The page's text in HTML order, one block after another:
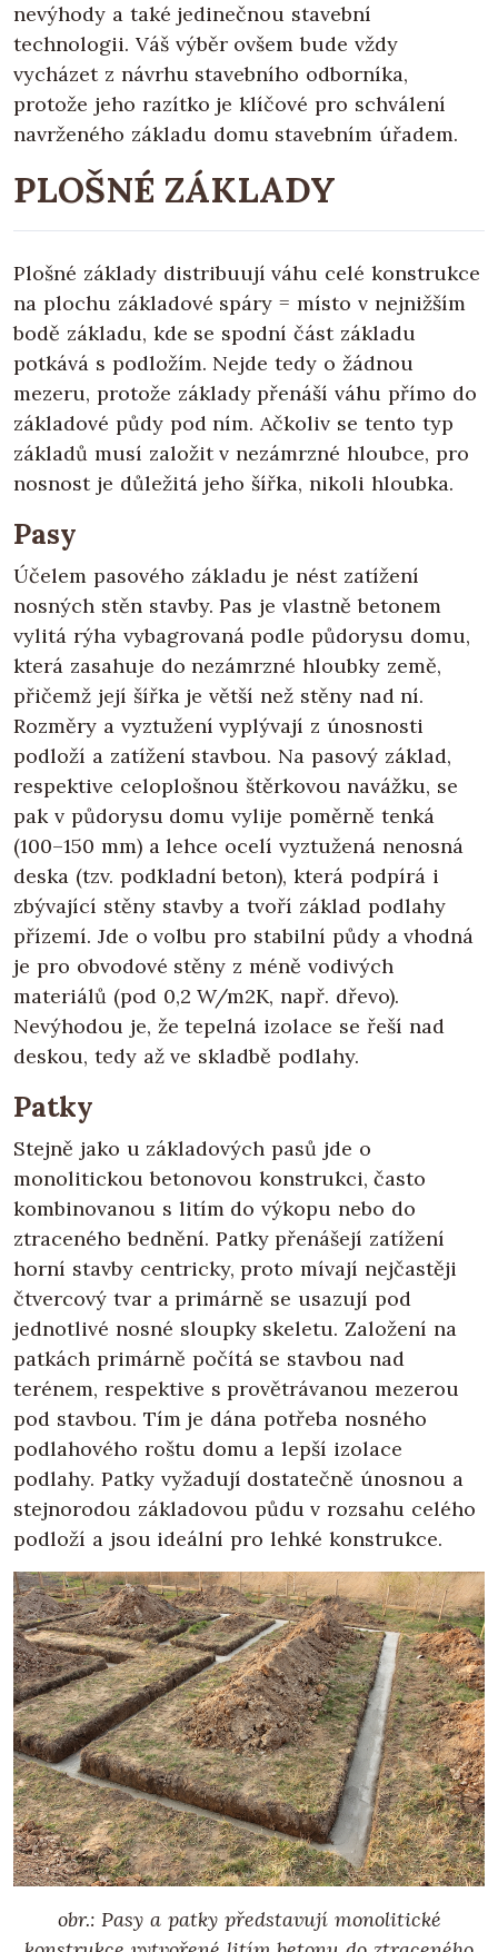
nevýhody a také jedinečnou stavební
technologii. Váš výběr ovšem bude vždy
vycházet z návrhu stavebního odborníka,
protože jeho razítko je klíčové pro schválení
navrženého základu domu stavebním úřadem.
PLOŠNÉ ZÁKLADY
Plošné základy distribuují váhu celé konstrukce
na plochu základové spáry = místo v nejnižším
bodě základu, kde se spodní část základu
potkává s podložím. Nejde tedy o žádnou
mezeru, protože základy přenáší váhu přímo do
základové půdy pod ním. Ačkoliv se tento typ
základů musí založit v nezámrzné hloubce, pro
nosnost je důležitá jeho šířka, nikoli hloubka.
Pasy
Účelem pasového základu je nést zatížení
nosných stěn stavby. Pas je vlastně betonem
vylitá rýha vybagrovaná podle půdorysu domu,
která zasahuje do nezámrzné hloubky země,
přičemž její šířka je větší než stěny nad ní.
Rozměry a vyztužení vyplývají z únosnosti
podloží a zatížení stavbou. Na pasový základ,
respektive celoplošnou štěrkovou navážku, se
pak v půdorysu domu vylije poměrně tenká
(100–150 mm) a lehce ocelí vyztužená nenosná
deska (tzv. podkladní beton), která podpírá i
zbývající stěny stavby a tvoří základ podlahy
přízemí. Jde o volbu pro stabilní půdy a vhodná
je pro obvodové stěny z méně vodivých
materiálů (pod 0,2 W/m2K, např. dřevo).
Nevýhodou je, že tepelná izolace se řeší nad
deskou, tedy až ve skladbě podlahy.
Patky
Stejně jako u základových pasů jde o
monolitickou betonovou konstrukci, často
kombinovanou s litím do výkopu nebo do
ztraceného bednění. Patky přenášejí zatížení
horní stavby centricky, proto mívají nejčastěji
čtvercový tvar a primárně se usazují pod
jednotlivé nosné sloupky skeletu. Založení na
patkách primárně počítá se stavbou nad
terénem, respektive s provětrávanou mezerou
pod stavbou. Tím je dána potřeba nosného
podlahového roštu domu a lepší izolace
podlahy. Patky vyžadují dostatečně únosnou a
stejnorodou základovou půdu v rozsahu celého
podloží a jsou ideální pro lehké konstrukce.
obr.: Pasy a patky představují monolitické